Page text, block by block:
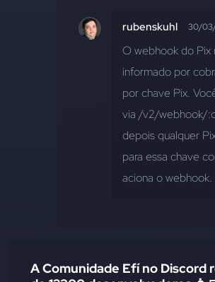
rubenskuhl 30/
O webhook do Pix
informado por
por chave Pix.
via /v2/webhook/
depois qualquer
para essa chave
aciona o webhook.
A Comunidade Efí no Discord